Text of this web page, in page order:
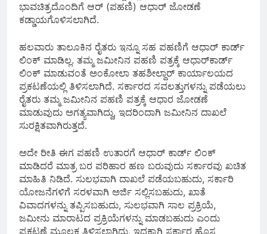
ಭಾವಚಿತ್ರದೊಂದಿಗೆ ಆರ್ (ಪಹಣಿ) ಆಧಾರ್ ಜೋಡಣೆ
ಕಡ್ಡಾಯಗೊಳಿಸಲಾಗಿದೆ.
ಹಲವಾರು ತಾಲೂಕಿನ ರೈತರು ಇನ್ನೂ ಸಹ ಪಹಣಿಗೆ ಆಧಾರ್ ಕಾರ್ಡ್
ಲಿಂಕ್ ಮಾಡಿಲ್ಲ. ತಮ್ಮ ಜಮೀನಿನ ಪಹಣಿ ಪತ್ರಕ್ಕೆ ಆಧಾರ್‌ಕಾರ್ಡ್
ಲಿಂಕ್ ಮಾಡುವಂತೆ ಅಂಕೋಲಾ ತಹಶೀಲ್ದಾ‌ರ್ ಕಾರ್ಯಾಲಯದ
ಪ್ರಕಟಣೆಯಲ್ಲಿ ತಿಳಿಸಲಾಗಿದೆ. ಸರ್ಕಾರದ ಸವಲತ್ತುಗಳನ್ನು ಪಡೆಯಲು
ರೈತರು ತಮ್ಮ ಜಮೀನಿನ ಪಹಣಿ ಪತ್ರಕ್ಕೆ ಆಧಾರ ಜೋಡಣೆ
ಮಾಡುವುದು ಅಗತ್ಯವಾಗಿದ್ದು, ಇದರಿಂದಾಗಿ ಜಮೀನಿನ ದಾಖಲೆ
ಸುರಕ್ಷಿತವಾಗಿರುತ್ತದೆ.
ಅದೇ ರೀತಿ ಈಗ ಪಹಣಿ ಉತಾರಗೆ ಆಧಾರ್ ಕಾರ್ಡ್ ಲಿಂಕ್
ಮಾಡಿದರೆ ಮಾತ್ರ ಬರ ಪರಿಹಾರ ಹಣ ಬರುವುದು ಸರ್ಕಾರವು ಖಚಿತ
ಮಾಹಿತಿ ನಿಡಿದೆ. ಸುಲಭವಾಗಿ ದಾಖಲೆ ಪಡೆಯಬಹುದು, ಸರ್ಕಾರಿ
ಯೋಜನೆಗಳಿಗೆ ಸರಳವಾಗಿ ಅರ್ಜಿ ಸಲ್ಲಿಸಬಹುದು, ಖಾತೆ
ವಿವಾದಗಳನ್ನು ತಪ್ಪಿಸಬಹುದು, ಸುಲಭವಾಗಿ ಸಾಲ ಪ್ರಕ್ರಿಯೆ,
ಜಮೀನು ಮಾರಾಟದ ಪ್ರಕ್ರಿಯೆಗಳನ್ನು ಮಾಡಬಹುದು ಎಂದು
ಪ್ರಕಟಣೆ ಮೂಲಕ ತಿಳಿಸಲಾಗಿದ್ದು, ಇದಕ್ಕಾಗಿ ಸರ್ಕಾರ ಹೊಸ